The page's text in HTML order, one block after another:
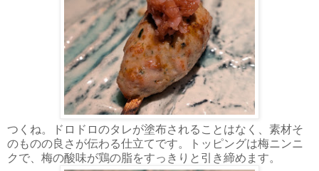
つくね。ドロドロのタレが塗布されることはなく、素材そ
のものの良さが伝わる仕立てです。トッピングは梅ニンニ
クで、梅の酸味が鶏の脂をすっきりと引き締めます。